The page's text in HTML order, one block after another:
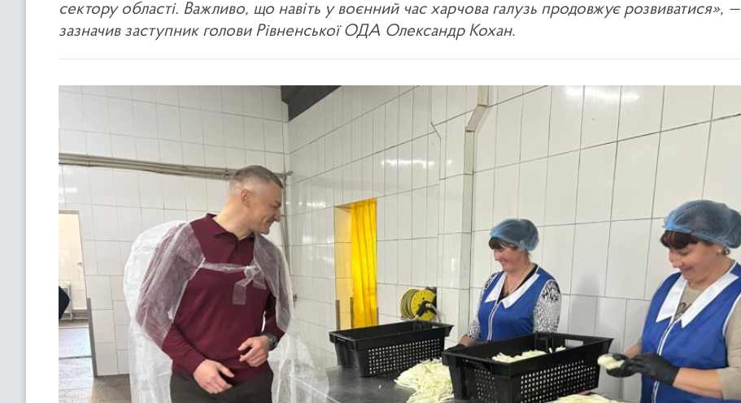
сектору області. Важливо, що навіть у воєнний час харчова галузь продовжує розвиватися», —
зазначив заступник голови Рівненської ОДА Олександр Кохан.